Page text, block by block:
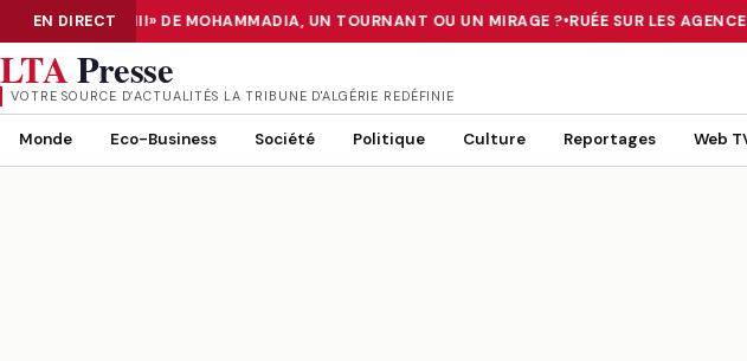
EN DIRECT
CENTER «TIER III» DE MOHAMMADIA, UN TOURNANT OU UN MIRAGE ? •RUÉE SUR LES
NUMÉRISATION : LE DATA CENTER «TIER III» DE MOHAMMADIA, UN TOURNANT OU UN MIRAGE ?
LTAPresse
VOTRE SOURCE D’ACTUALITÉS LA TRIBUNE D'ALGÉRIE REDÉFINIE
Monde Eco-Business Société Politique Culture Reportages Web